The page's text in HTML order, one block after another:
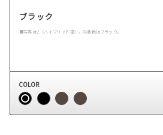
ブラック
■写真はZ（ハイブリッド車）。内装色はブラック。
COLOR